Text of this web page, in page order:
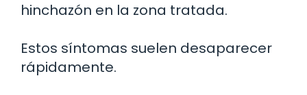
hinchazón en la zona tratada.
Estos síntomas suelen desaparecer
rápidamente.